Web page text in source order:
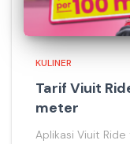
KULINER
Tarif Viuit
meter
Aplikasi Viuit